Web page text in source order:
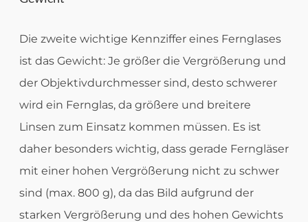
Die zweite wichtige Kennziffer eines Fernglases
ist das Gewicht: Je größer die Vergrößerung und
der Objektivdurchmesser sind, desto schwerer
wird ein Fernglas, da größere und breitere
Linsen zum Einsatz kommen müssen. Es ist
daher besonders wichtig, dass gerade Ferngläser
mit einer hohen Vergrößerung nicht zu schwer
sind (max. 800 g), da das Bild aufgrund der
starken Vergrößerung und des hohen Gewichts